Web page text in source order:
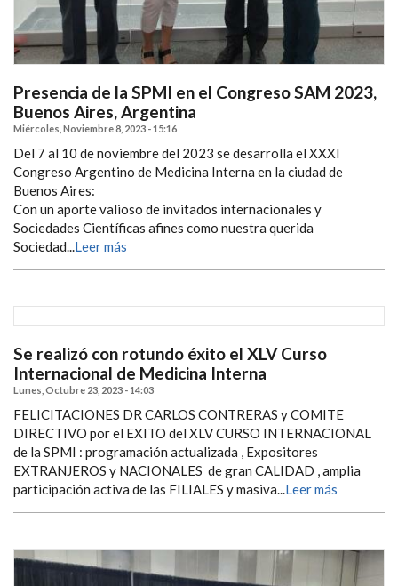
Presencia de la SPMI en el Congreso SAM 2023,
Buenos Aires, Argentina
Miércoles, Noviembre 8, 2023 - 15:16
Del 7 al 10 de noviembre del 2023 se desarrolla el XXXI
Congreso Argentino de Medicina Interna en la ciudad de
Buenos Aires:
Con un aporte valioso de invitados internacionales y
Sociedades Científicas afines como nuestra querida
Sociedad...Leer más
Se realizó con rotundo éxito el XLV Curso
Internacional de Medicina Interna
Lunes, Octubre 23, 2023 - 14:03
FELICITACIONES DR CARLOS CONTRERAS y COMITE
DIRECTIVO por el EXITO del XLV CURSO INTERNACIONAL
de la SPMI : programación actualizada , Expositores
EXTRANJEROS y NACIONALES de gran CALIDAD , amplia
participación activa de las FILIALES y masiva...Leer más